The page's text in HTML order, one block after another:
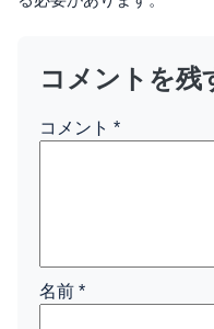
コメントを残
コメント *
名前 *